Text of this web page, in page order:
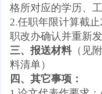
格所对应的学历、
2.任职年限计算截
职改办确认并重新
三、报送材料（见
料清单）
四、其它事项：